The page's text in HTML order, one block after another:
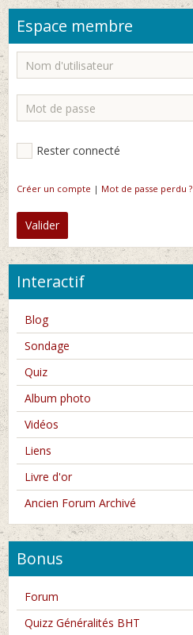
Espace membre
Rester connecté
Créer un compte | Mot de passe perdu ?
Valider
Interactif
Blog
Sondage
Quiz
Album photo
Vidéos
Liens
Livre d'or
Ancien Forum Archivé
Bonus
Forum
Quizz Généralités BHT